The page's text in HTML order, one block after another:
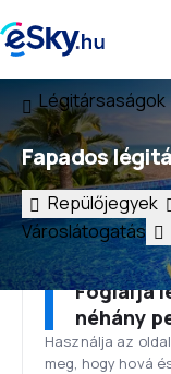
Légitársaságok
Fapados
Repülőjegyek
Városlátogatás
Foglalja
néhány
Használja az
meg, hogy hová